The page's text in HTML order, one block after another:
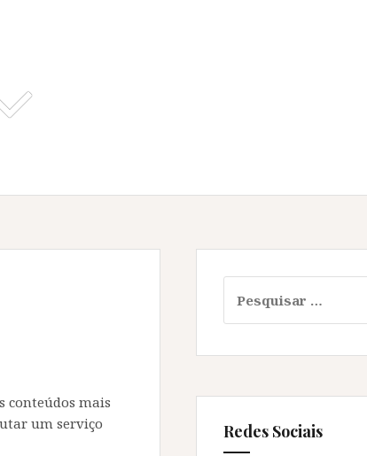
conteúdos mais
um serviço
por:
Redes Sociais